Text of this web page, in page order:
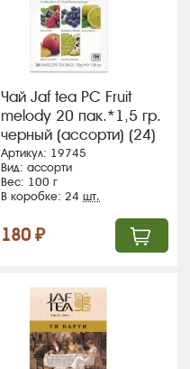
Чай Jaf tea РС Fruit
melody 20 пак.*1,5 гр.
черный (ассорти) (24)
(354)
Артикул: 19745
Вид: ассорти
Вес: 100 г
В коробке: 24шт.
180 ₽